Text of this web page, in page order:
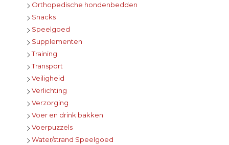
Orthopedische hondenbedden
Snacks
Speelgoed
Supplementen
Training
Transport
Veiligheid
Verlichting
Verzorging
Voer en drink bakken
Voerpuzzels
Water/strand Speelgoed